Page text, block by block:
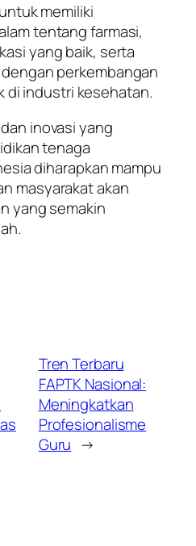
memiliki
tentang farmasi,
yang baik, serta
perkembangan
di industri kesehatan.
inovasi yang
tenaga
diharapkan mampu
masyarakat akan
yang semakin
Tren Terbaru
FAPTK Nasional:
Meningkatkan
Profesionalisme
Guru →